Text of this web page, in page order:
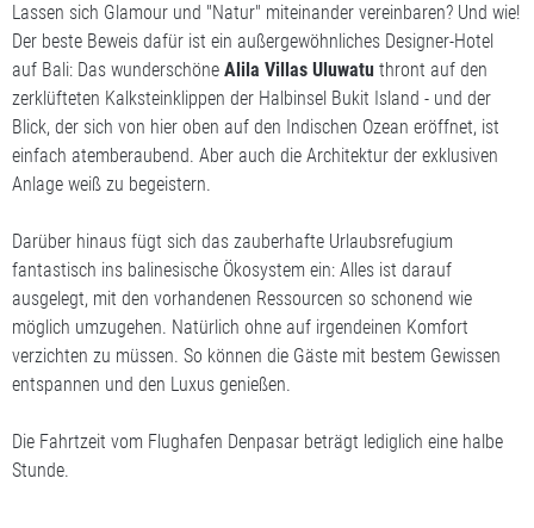
Lassen sich Glamour und "Natur" miteinander vereinbaren? Und wie!
Der beste Beweis dafür ist ein außergewöhnliches Designer-Hotel
auf Bali: Das wunderschöne Alila Villas Uluwatu thront auf den
zerklüfteten Kalksteinklippen der Halbinsel Bukit Island - und der
Blick, der sich von hier oben auf den Indischen Ozean eröffnet, ist
einfach atemberaubend. Aber auch die Architektur der exklusiven
Anlage weiß zu begeistern.
Darüber hinaus fügt sich das zauberhafte Urlaubsrefugium
fantastisch ins balinesische Ökosystem ein: Alles ist darauf
ausgelegt, mit den vorhandenen Ressourcen so schonend wie
möglich umzugehen. Natürlich ohne auf irgendeinen Komfort
verzichten zu müssen. So können die Gäste mit bestem Gewissen
entspannen und den Luxus genießen.
Die Fahrtzeit vom Flughafen Denpasar beträgt lediglich eine halbe
Stunde.